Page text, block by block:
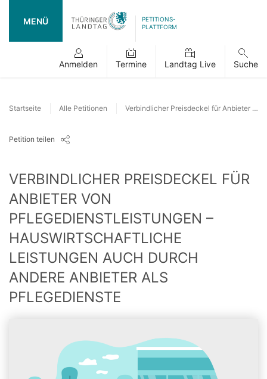
MENÜ
PETITIONS-
PLATTFORM
Anmelden Termine Landtag Live Suche
Startseite Alle Petitionen Verbindlicher Preisdeckel für Anbieter von Pflegedienstleistungen – hauswirtschaftliche Leistungen auch durch andere Anbieter als Pflegedienste
Petition teilen
VERBINDLICHER PREISDECKEL FÜR
ANBIETER VON
PFLEGEDIENSTLEISTUNGEN –
HAUSWIRTSCHAFTLICHE
LEISTUNGEN AUCH DURCH
ANDERE ANBIETER ALS
PFLEGEDIENSTE